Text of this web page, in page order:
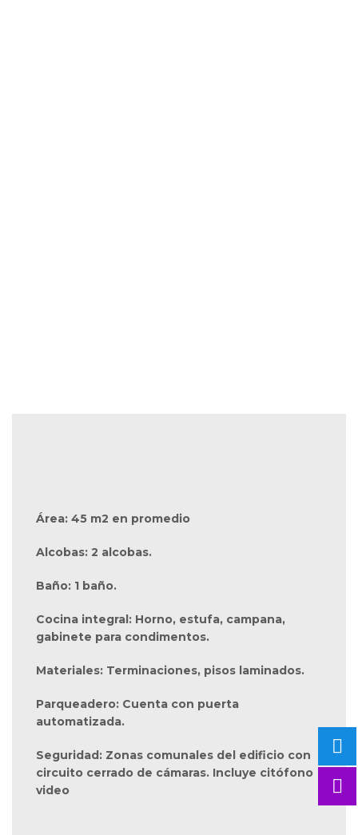
Área: 45 m2 en promedio
Alcobas: 2 alcobas.
Baño: 1 baño.
Cocina integral: Horno, estufa, campana,
gabinete para condimentos.
Materiales: Terminaciones, pisos laminados.
Parqueadero: Cuenta con puerta
automatizada.
Seguridad: Zonas comunales del edificio con
circuito cerrado de cámaras. Incluye citófono
video